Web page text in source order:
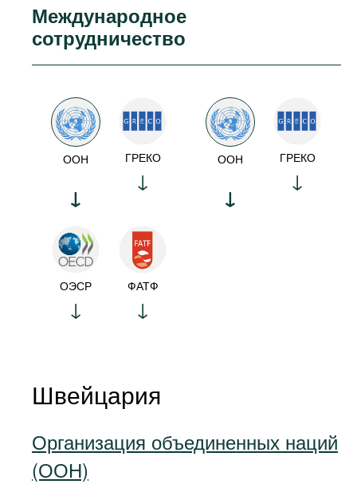
Международное
сотрудничество
ООН ГРЕКО
ОЭСР ФАТФ
ООН ГРЕКО
Швейцария
Организация объединенных наций
(ООН)